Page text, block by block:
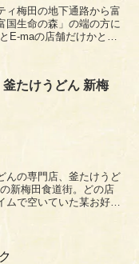
ィ梅田の地下通路から富
国生命の森」の端の方に
E-maの店舗だけかと思
釜たけうどん 新梅
んの専門店、釜たけうど
ムで空いていた某お好み